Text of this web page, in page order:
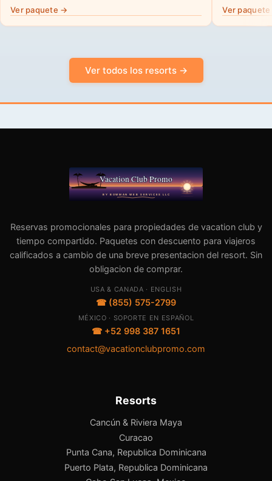
Ver paquete → Ver
Ver todos los resorts →
Reservas promocionales para propiedades de vacation club y
tiempo compartido. Paquetes con descuento para viajeros
calificados a cambio de una breve presentacion del resort. Sin
obligacion de comprar.
USA & CANADA · ENGLISH
☎ (855) 575-2799
MÉXICO · SOPORTE EN ESPAÑOL
☎ +52 998 387 1651
contact@vacationclubpromo.com
Resorts
Cancún & Riviera Maya
Curacao
Punta Cana, Republica Dominicana
Puerto Plata, Republica Dominicana